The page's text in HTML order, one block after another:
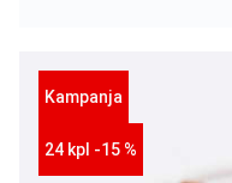
Kampanja
24 kpl -15 %